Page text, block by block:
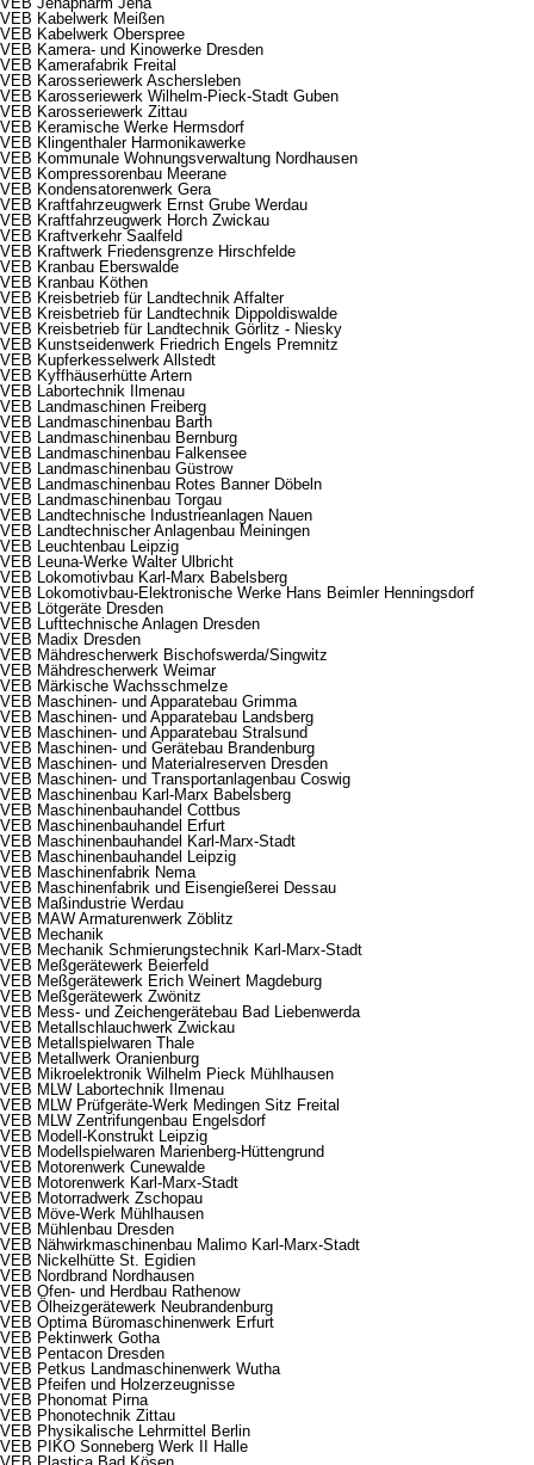
VEB Kabelwerk Meißen
VEB Kabelwerk Oberspree
VEB Kamera- und Kinowerke Dresden
VEB Kamerafabrik Freital
VEB Karosseriewerk Aschersleben
VEB Karosseriewerk Wilhelm-Pieck-Stadt Guben
VEB Karosseriewerk Zittau
VEB Keramische Werke Hermsdorf
VEB Klingenthaler Harmonikawerke
VEB Kommunale Wohnungsverwaltung Nordhausen
VEB Kompressorenbau Meerane
VEB Kondensatorenwerk Gera
VEB Kraftfahrzeugwerk Ernst Grube Werdau
VEB Kraftfahrzeugwerk Horch Zwickau
VEB Kraftverkehr Saalfeld
VEB Kraftwerk Friedensgrenze Hirschfelde
VEB Kranbau Eberswalde
VEB Kranbau Köthen
VEB Kreisbetrieb für Landtechnik Affalter
VEB Kreisbetrieb für Landtechnik Dippoldiswalde
VEB Kreisbetrieb für Landtechnik Görlitz - Niesky
VEB Kunstseidenwerk Friedrich Engels Premnitz
VEB Kupferkesselwerk Allstedt
VEB Kyffhäuserhütte Artern
VEB Labortechnik Ilmenau
VEB Landmaschinen Freiberg
VEB Landmaschinenbau Barth
VEB Landmaschinenbau Bernburg
VEB Landmaschinenbau Falkensee
VEB Landmaschinenbau Güstrow
VEB Landmaschinenbau Rotes Banner Döbeln
VEB Landmaschinenbau Torgau
VEB Landtechnische Industrieanlagen Nauen
VEB Landtechnischer Anlagenbau Meiningen
VEB Leuchtenbau Leipzig
VEB Leuna-Werke Walter Ulbricht
VEB Lokomotivbau Karl-Marx Babelsberg
VEB Lokomotivbau-Elektronische Werke Hans Beimler Henningsdorf
VEB Lötgeräte Dresden
VEB Lufttechnische Anlagen Dresden
VEB Madix Dresden
VEB Mähdrescherwerk Bischofswerda/Singwitz
VEB Mähdrescherwerk Weimar
VEB Märkische Wachsschmelze
VEB Maschinen- und Apparatebau Grimma
VEB Maschinen- und Apparatebau Landsberg
VEB Maschinen- und Apparatebau Stralsund
VEB Maschinen- und Gerätebau Brandenburg
VEB Maschinen- und Materialreserven Dresden
VEB Maschinen- und Transportanlagenbau Coswig
VEB Maschinenbau Karl-Marx Babelsberg
VEB Maschinenbauhandel Cottbus
VEB Maschinenbauhandel Erfurt
VEB Maschinenbauhandel Karl-Marx-Stadt
VEB Maschinenbauhandel Leipzig
VEB Maschinenfabrik Nema
VEB Maschinenfabrik und Eisengießerei Dessau
VEB Maßindustrie Werdau
VEB MAW Armaturenwerk Zöblitz
VEB Mechanik
VEB Mechanik Schmierungstechnik Karl-Marx-Stadt
VEB Meßgerätewerk Beierfeld
VEB Meßgerätewerk Erich Weinert Magdeburg
VEB Meßgerätewerk Zwönitz
VEB Mess- und Zeichengerätebau Bad Liebenwerda
VEB Metallschlauchwerk Zwickau
VEB Metallspielwaren Thale
VEB Metallwerk Oranienburg
VEB Mikroelektronik Wilhelm Pieck Mühlhausen
VEB MLW Labortechnik Ilmenau
VEB MLW Prüfgeräte-Werk Medingen Sitz Freital
VEB MLW Zentrifungenbau Engelsdorf
VEB Modell-Konstrukt Leipzig
VEB Modellspielwaren Marienberg-Hüttengrund
VEB Motorenwerk Cunewalde
VEB Motorenwerk Karl-Marx-Stadt
VEB Motorradwerk Zschopau
VEB Möve-Werk Mühlhausen
VEB Mühlenbau Dresden
VEB Nähwirkmaschinenbau Malimo Karl-Marx-Stadt
VEB Nickelhütte St. Egidien
VEB Nordbrand Nordhausen
VEB Ofen- und Herdbau Rathenow
VEB Ölheizgerätewerk Neubrandenburg
VEB Optima Büromaschinenwerk Erfurt
VEB Pektinwerk Gotha
VEB Pentacon Dresden
VEB Petkus Landmaschinenwerk Wutha
VEB Pfeifen und Holzerzeugnisse
VEB Phonomat Pirna
VEB Phonotechnik Zittau
VEB Physikalische Lehrmittel Berlin
VEB PIKO Sonneberg Werk II Halle